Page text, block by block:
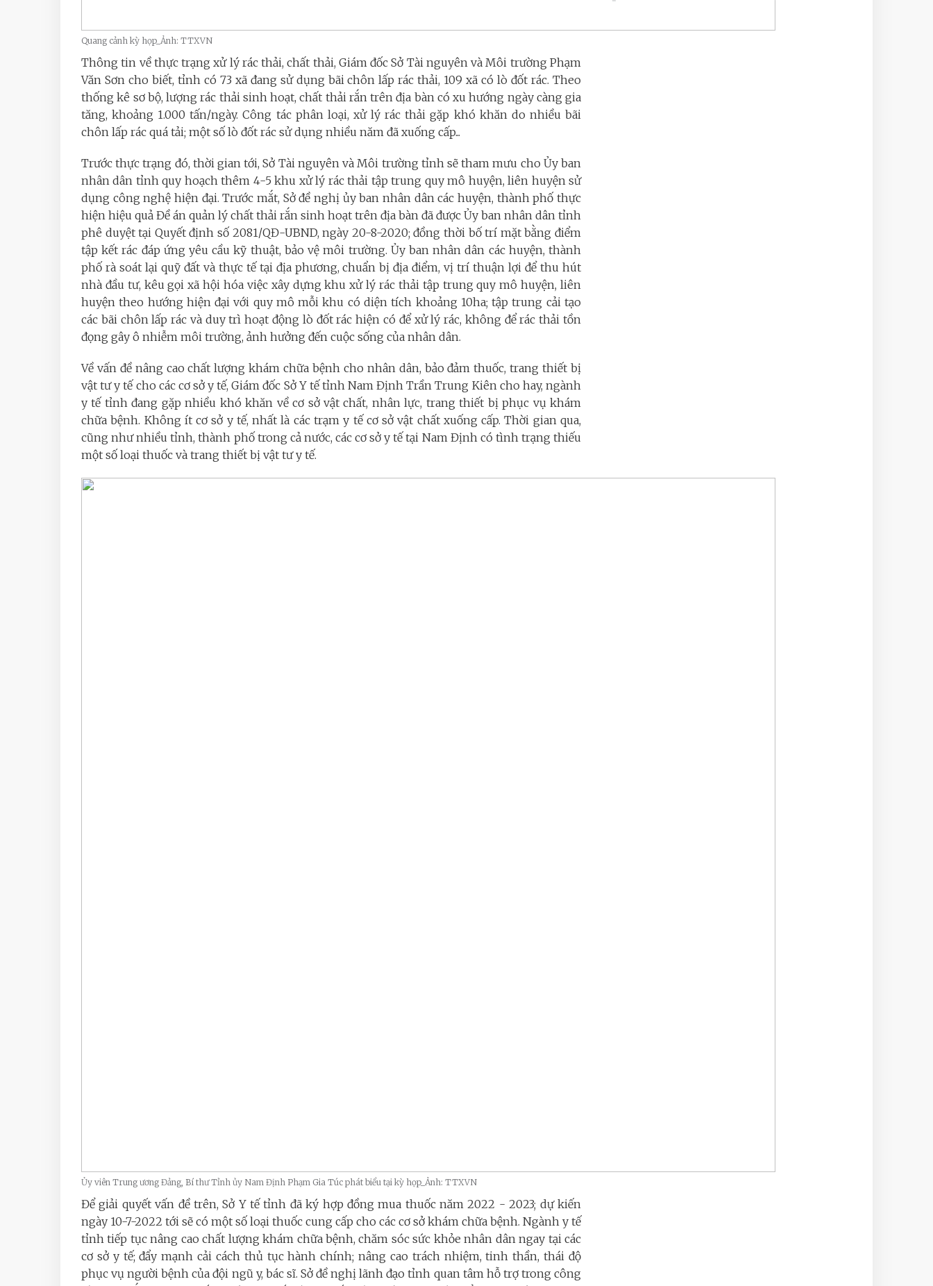
Quang cảnh kỳ họp_Ảnh: TTXVN
Thông tin về thực trạng xử lý rác thải, chất thải, Giám đốc Sở Tài nguyên và Môi trường Phạm
Văn Sơn cho biết, tỉnh có 73 xã đang sử dụng bãi chôn lấp rác thải, 109 xã có lò đốt rác. Theo
thống kê sơ bộ, lượng rác thải sinh hoạt, chất thải rắn trên địa bàn có xu hướng ngày càng gia
tăng, khoảng 1.000 tấn/ngày. Công tác phân loại, xử lý rác thải gặp khó khăn do nhiều bãi
chôn lấp rác quá tải; một số lò đốt rác sử dụng nhiều năm đã xuống cấp...
Trước thực trạng đó, thời gian tới, Sở Tài nguyên và Môi trường tỉnh sẽ tham mưu cho Ủy ban
nhân dân tỉnh quy hoạch thêm 4-5 khu xử lý rác thải tập trung quy mô huyện, liên huyện sử
dụng công nghệ hiện đại. Trước mắt, Sở đề nghị ủy ban nhân dân các huyện, thành phố thực
hiện hiệu quả Đề án quản lý chất thải rắn sinh hoạt trên địa bàn đã được Ủy ban nhân dân tỉnh
phê duyệt tại Quyết định số 2081/QĐ-UBND, ngày 20-8-2020; đồng thời bố trí mặt bằng điểm
tập kết rác đáp ứng yêu cầu kỹ thuật, bảo vệ môi trường. Ủy ban nhân dân các huyện, thành
phố rà soát lại quỹ đất và thực tế tại địa phương, chuẩn bị địa điểm, vị trí thuận lợi để thu hút
nhà đầu tư, kêu gọi xã hội hóa việc xây dựng khu xử lý rác thải tập trung quy mô huyện, liên
huyện theo hướng hiện đại với quy mô mỗi khu có diện tích khoảng 10ha; tập trung cải tạo
các bãi chôn lấp rác và duy trì hoạt động lò đốt rác hiện có để xử lý rác, không để rác thải tồn
đọng gây ô nhiễm môi trường, ảnh hưởng đến cuộc sống của nhân dân.
Về vấn đề nâng cao chất lượng khám chữa bệnh cho nhân dân, bảo đảm thuốc, trang thiết bị
vật tư y tế cho các cơ sở y tế, Giám đốc Sở Y tế tỉnh Nam Định Trần Trung Kiên cho hay, ngành
y tế tỉnh đang gặp nhiều khó khăn về cơ sở vật chất, nhân lực, trang thiết bị phục vụ khám
chữa bệnh. Không ít cơ sở y tế, nhất là các trạm y tế cơ sở vật chất xuống cấp. Thời gian qua,
cũng như nhiều tỉnh, thành phố trong cả nước, các cơ sở y tế tại Nam Định có tình trạng thiếu
một số loại thuốc và trang thiết bị vật tư y tế.
Ủy viên Trung ương Đảng, Bí thư Tỉnh ủy Nam Định Phạm Gia Túc phát biểu tại kỳ họp_Ảnh: TTXVN
Để giải quyết vấn đề trên, Sở Y tế tỉnh đã ký hợp đồng mua thuốc năm 2022 - 2023; dự kiến
ngày 10-7-2022 tới sẽ có một số loại thuốc cung cấp cho các cơ sở khám chữa bệnh. Ngành y tế
tỉnh tiếp tục nâng cao chất lượng khám chữa bệnh, chăm sóc sức khỏe nhân dân ngay tại các
cơ sở y tế; đẩy mạnh cải cách thủ tục hành chính; nâng cao trách nhiệm, tinh thần, thái độ
phục vụ người bệnh của đội ngũ y, bác sĩ. Sở đề nghị lãnh đạo tỉnh quan tâm hỗ trợ trong công